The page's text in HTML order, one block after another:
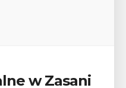
w Zasani